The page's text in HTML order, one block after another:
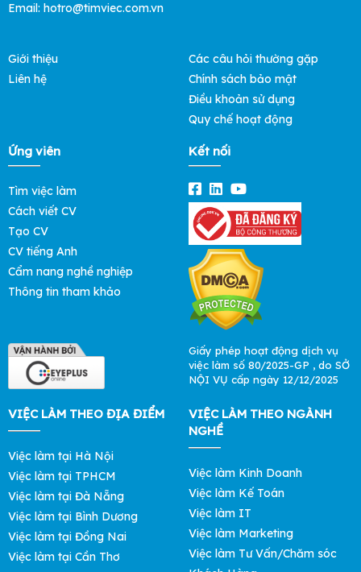
Email: hotro@timviec.com.vn
Giới thiệu
Liên hệ
Các câu hỏi thường gặp
Chính sách bảo mật
Điều khoản sử dụng
Quy chế hoạt động
Ứng viên
Tìm việc làm
Cách viết CV
Tạo CV
CV tiếng Anh
Cẩm nang nghề nghiệp
Thông tin tham khảo
Kết nối
Giấy phép hoạt động dịch vụ
việc làm số 80/2025-GP , do SỞ
NỘI VỤ cấp ngày 12/12/2025
VIỆC LÀM THEO ĐỊA ĐIỂM
Việc làm tại Hà Nội
Việc làm tại TPHCM
Việc làm tại Đà Nẵng
Việc làm tại Bình Dương
Việc làm tại Đồng Nai
Việc làm tại Cần Thơ
VIỆC LÀM THEO NGÀNH
NGHỀ
Việc làm Kinh Doanh
Việc làm Kế Toán
Việc làm IT
Việc làm Marketing
Việc làm Tư Vấn/Chăm sóc